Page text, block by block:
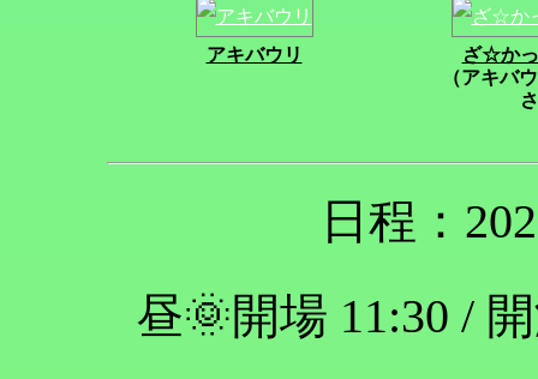
アキバウリ
ざ☆か
（アキバ
日程：
昼🌞開場 11:30 /